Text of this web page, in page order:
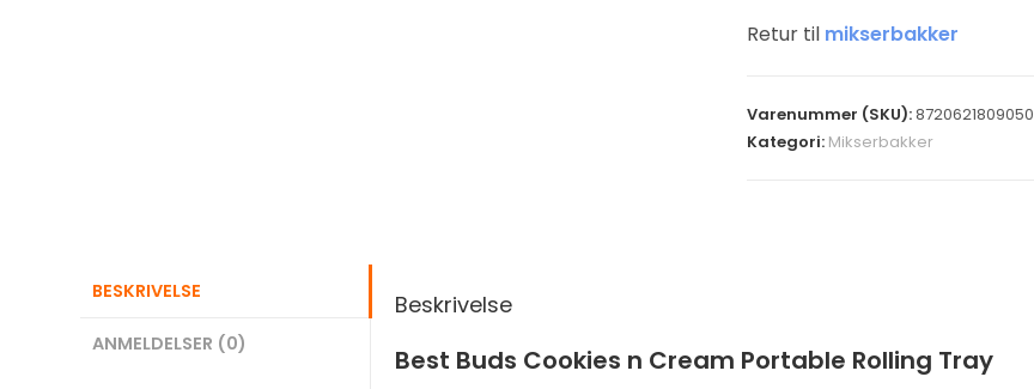
Retur til mikserbakker
Varenummer (SKU):8720621809050
Kategori: Mikserbakker
BESKRIVELSE
ANMELDELSER (0)
Beskrivelse
Best Buds Cookies n Cream Portable Rolling Tray